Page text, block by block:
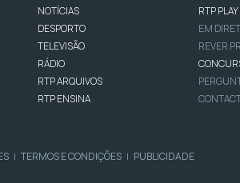
NOTÍCIAS
DESPORTO
TELEVISÃO
RÁDIO
RTP ARQUIVOS
RTP ENSINA
RTP PLAY
EM
REVER
| TERMOS E CONDIÇÕES | PUBLICIDADE